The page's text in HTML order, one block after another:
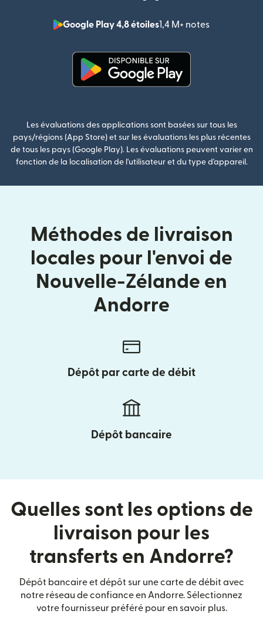
Google Play 4,8 étoiles1,4 M+ notes
Les évaluations des applications sont basées sur tous les
pays/régions (App Store) et sur les évaluations les plus récentes
de tous les pays (Google Play). Les évaluations peuvent varier en
fonction de la localisation de l'utilisateur et du type d'appareil.
Méthodes de livraison
locales pour l'envoi de
Nouvelle-Zélande en
Andorre
Dépôt par carte de débit
Dépôt bancaire
Quelles sont les options de
livraison pour les
transferts en Andorre?
Dépôt bancaire et dépôt sur une carte de débit avec
notre réseau de confiance en Andorre. Sélectionnez
votre fournisseur préféré pour en savoir plus.